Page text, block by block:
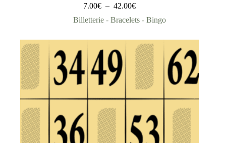
7.00€ – 42.00€
Billetterie - Bracelets - Bingo